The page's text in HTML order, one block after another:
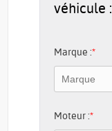
véhicule :
Marque :*
Moteur :*